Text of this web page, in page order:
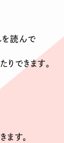
を読んで
りできます。
ます。